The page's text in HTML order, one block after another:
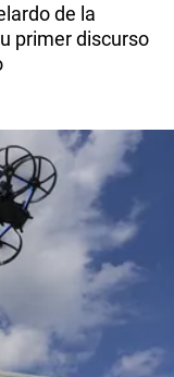
de la
primer discurso